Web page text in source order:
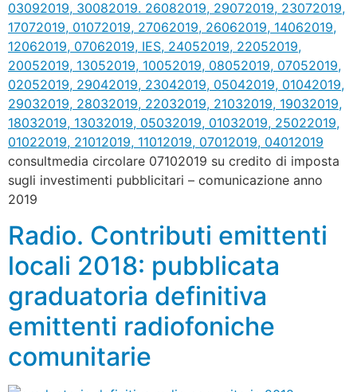
consultmedia circolare 07102019 su credito di imposta
sugli investimenti pubblicitari – comunicazione anno
2019
Radio. Contributi emittenti
locali 2018: pubblicata
graduatoria definitiva
emittenti radiofoniche
comunitarie